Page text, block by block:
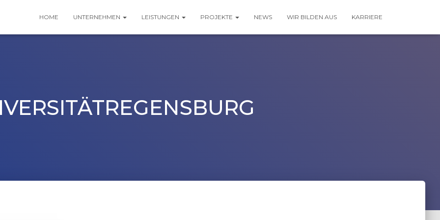
HOME UNTERNEHMEN LEISTUNGEN PROJEKTE NEWS WIR BILDEN AUS KARRIERE